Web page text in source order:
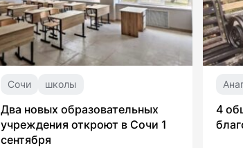
Сочи школы
Два новых образовательных
учреждения откроют в Сочи 1
сентября
4